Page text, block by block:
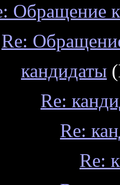
Обращение
Re:
кандидаты
Re:
Re:
Re: